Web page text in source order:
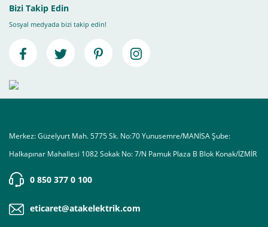
Bizi Takip Edin
Sosyal medyada bizi takip edin!
Merkez: Güzelyurt Mah. 5775 Sk. No:70 Yunusemre/MANİSA Şube:
Halkapınar Mahallesi 1082 Sokak No: 7/N Pamuk Plaza B Blok Konak/İZMİR
0 850 377 0 100
eticaret@atakelektrik.com